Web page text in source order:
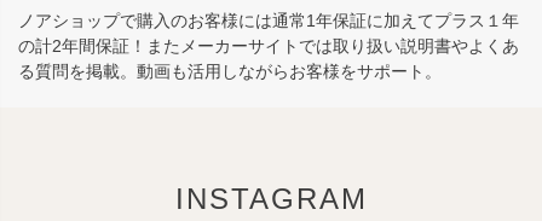
ノアショップで購入のお客様には通常1年保証に加えてプラス１年
の計2年間保証！またメーカーサイトでは取り扱い説明書やよくあ
る質問を掲載。動画も活用しながらお客様をサポート。
INSTAGRAM